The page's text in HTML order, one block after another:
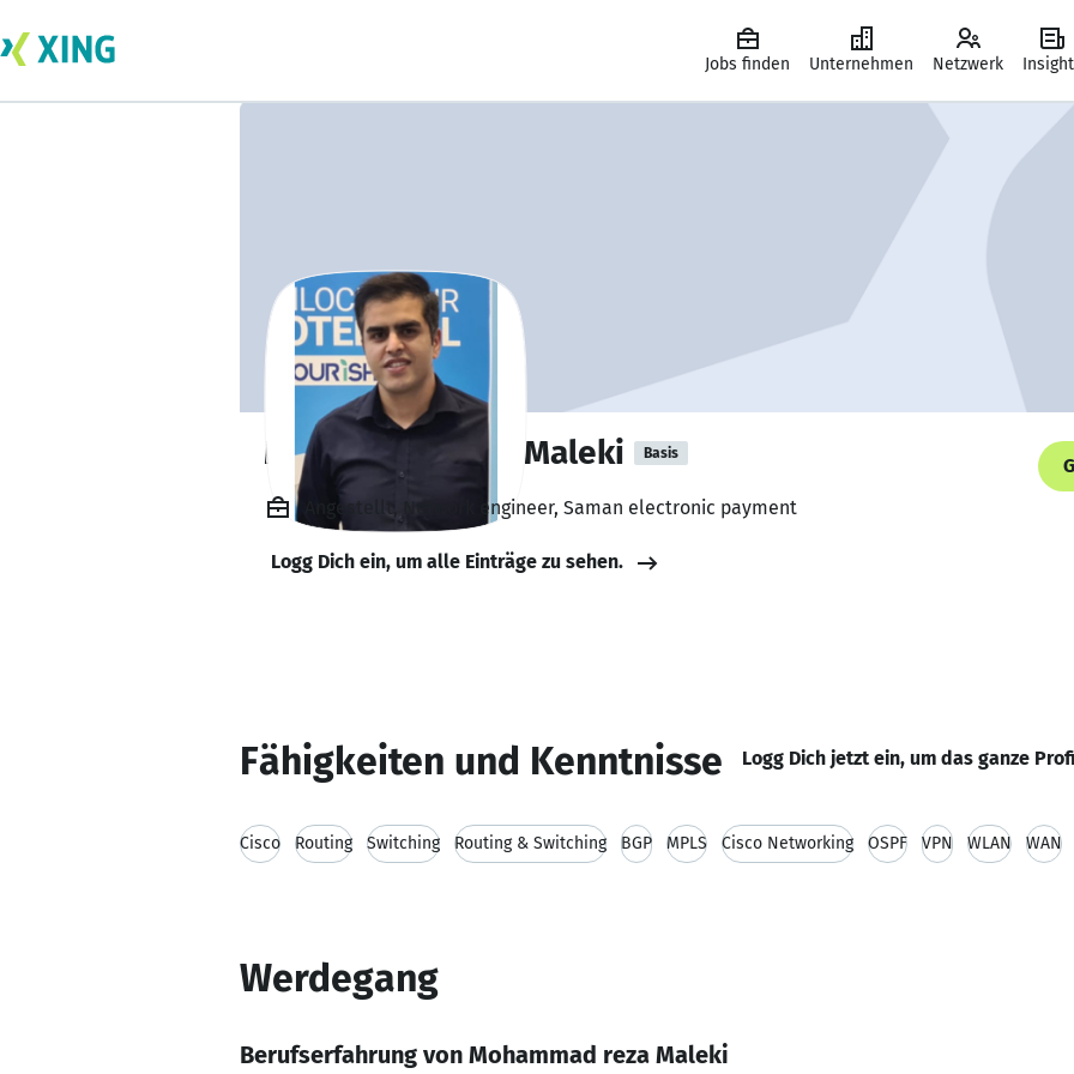
Jobs finden Unternehmen Netzwerk
Mohammad reza Maleki Basis
Angestellt, Network engineer, Saman electronic payment
Logg Dich ein, um alle Einträge zu sehen.
Fähigkeiten und Kenntnisse Logg Dich jetzt ein, um das ganze
Cisco Routing Switching Routing & Switching BGP MPLS Cisco Networking OSPF VPN WLAN WAN
Werdegang
Berufserfahrung von Mohammad reza Maleki